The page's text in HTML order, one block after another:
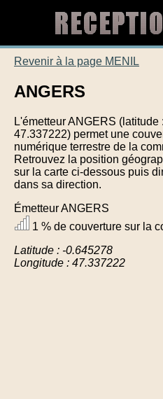
Revenir à la page MENIL
ANGERS
L'émetteur ANGERS
47.337222) permet une
numérique terrestre de la
Retrouvez la position
sur la carte ci-dessous puis
dans sa direction.
Émetteur ANGERS
1 % de couverture sur la
Latitude : -0.645278
Longitude : 47.337222